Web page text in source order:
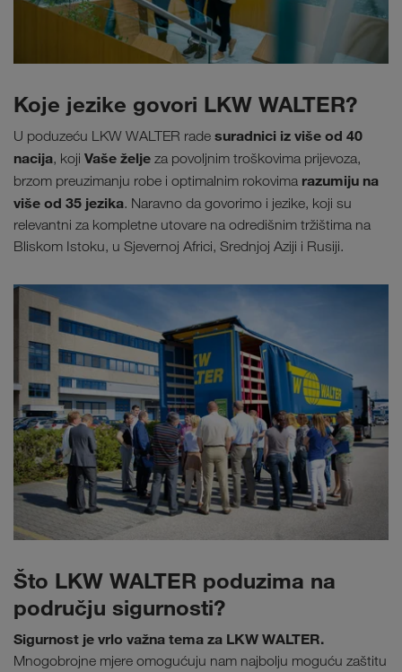
Koje jezike govori LKW WALTER?
U poduzeću LKW WALTER rade suradnici iz više od 40
nacija, koji Vaše želje za povoljnim troškovima prijevoza,
brzom preuzimanju robe i optimalnim rokovima razumiju na
više od 35 jezika. Naravno da govorimo i jezike, koji su
relevantni za kompletne utovare na odredišnim tržištima na
Bliskom Istoku, u Sjevernoj Africi, Srednjoj Aziji i Rusiji.
Što LKW WALTER poduzima na
području sigurnosti?
Sigurnost je vrlo važna tema za LKW WALTER.
Mnogobrojne mjere omogućuju nam najbolju moguću zaštitu